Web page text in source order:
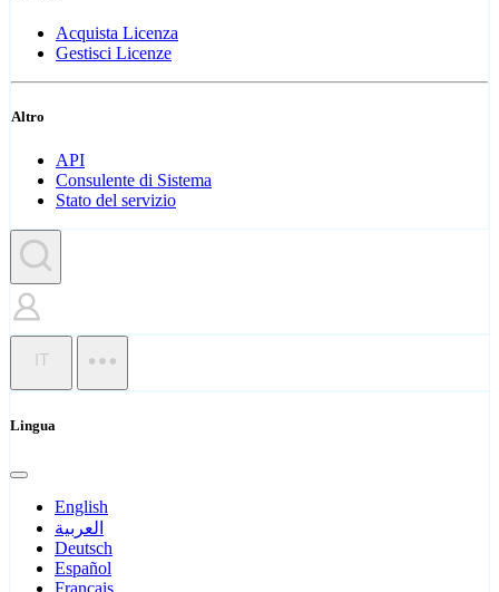
Acquista Licenza
Gestisci Licenze
Altro
API
Consulente di Sistema
Stato del servizio
IT
Lingua
English
العربية
Deutsch
Español